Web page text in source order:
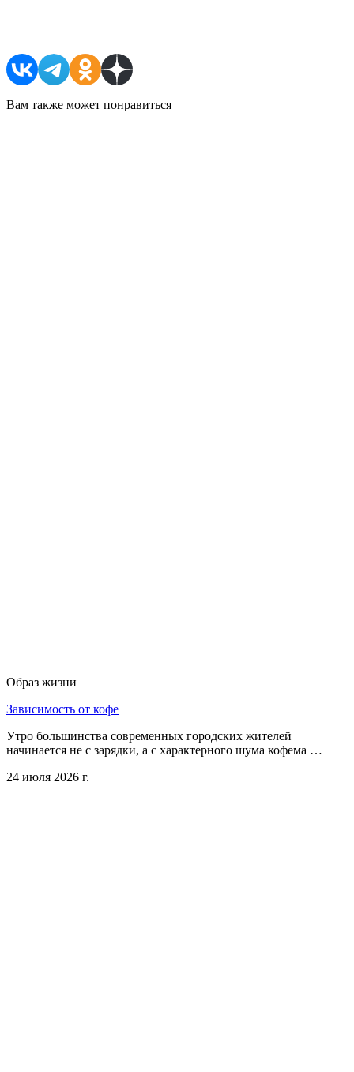
Вам также может понравиться
Образ жизни
Зависимость от кофе
Утро большинства современных городских жителей
начинается не с зарядки, а с характерного шума кофема …
24 июля 2026 г.